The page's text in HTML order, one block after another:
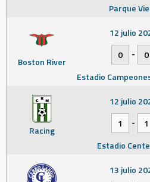
Parque
Boston River
12 julio
0
-
0
Estadio
Racing
12 julio
1
-
1
Estadio
13 julio